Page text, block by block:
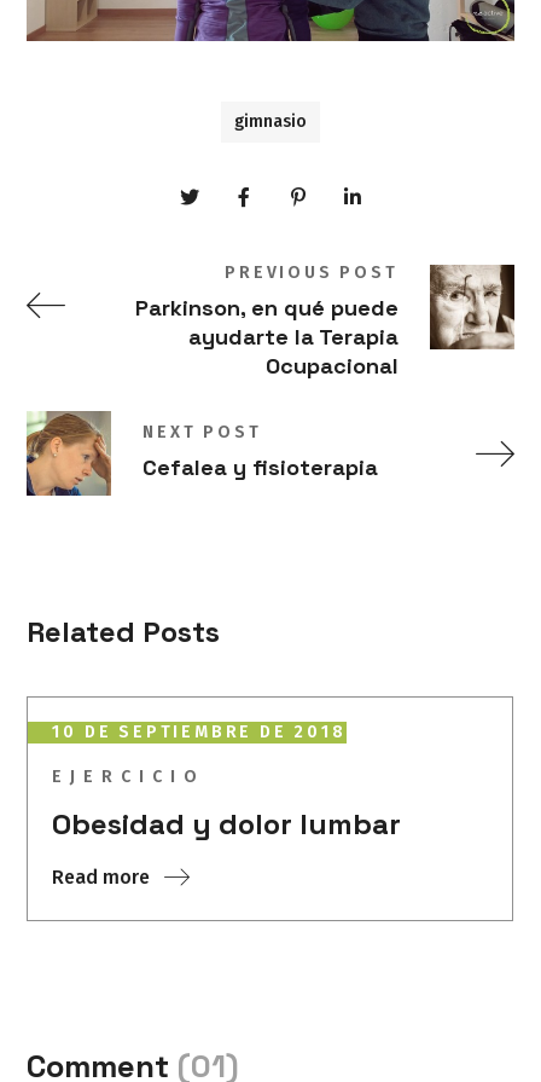
gimnasio
PREVIOUS POST
Parkinson, en qué puede
ayudarte la Terapia
Ocupacional
NEXT POST
Cefalea y fisioterapia
Related Posts
10 DE SEPTIEMBRE DE 2018
EJERCICIO
Obesidad y dolor lumbar
Read more
Comment (01)